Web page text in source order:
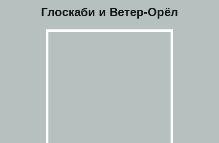
Глоскаби и Ветер-Орёл